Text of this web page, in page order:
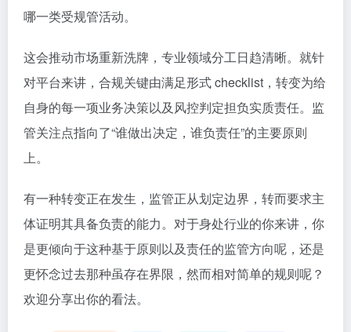
哪一类受规管活动。
这会推动市场重新洗牌，专业领域分工日趋清晰。就针
对平台来讲，合规关键由满足形式 checklist，转变为给
自身的每一项业务决策以及风控判定担负实质责任。监
管关注点指向了“谁做出决定，谁负责任”的主要原则
上。
有一种转变正在发生，监管正从划定边界，转而要求主
体证明其具备负责的能力。对于身处行业的你来讲，你
是更倾向于这种基于原则以及责任的监管方向呢，还是
更怀念过去那种虽存在界限，然而相对简单的规则呢？
欢迎分享出你的看法。